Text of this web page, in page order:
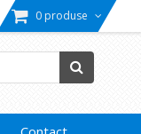
0 produse